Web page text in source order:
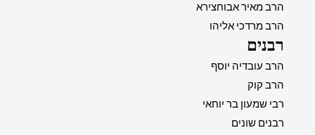
הרב מאיר אבוחצירא
הרב מרדכי אליהו
רבנים
הרב עובדיה יוסף
הרב קוק
רבי שמעון בר יוחאי
רבנים שונים